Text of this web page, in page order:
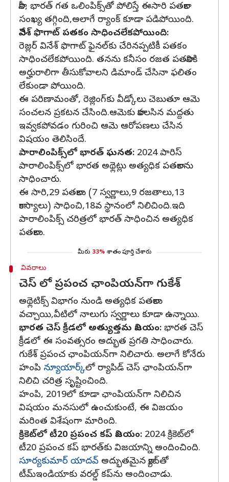
కానీ, భారత్‌ గత ఒలింపిక్స్‌తో పోలిస్తే ఈసారి పతకాల
సంఖ్య తగ్గింది,అలాగే ర్యాంక్ కూడా పడిపోయింది.
వినేశ్ ఫొగాట్‌ పతకం సాధించలేకపోయింది:
రెజ్లర్ వినేశ్ ఫొగాట్‌ ఫైనల్‌కు చేరినప్పటికీ పతకం
సాధించలేకపోయింది. తనను కనీసం రజత పతకానికి
అర్హురాలిగా తీసుకోవాలని డిమాండ్ చేసినా ఫలితం
లేకుండా పోయింది.
ఈ పరిణామంతో, రెజ్లింగ్‌కు వీడ్కోలు చెబుతూ ఆమె
సంచలన ప్రకటన చేసింది.ఆమెకు కావలసిన మద్దతు
ఇవ్వకపోవడం గురించి ఆమె ఆరోపణలు చేసిన
విషయం తెలిసిందే.
పారాలింపిక్స్‌లో భారత్‌ ఘనత: 2024 పారిస్
పారాలింపిక్స్‌లో భారత అథ్లెట్లు అత్యధిక పతకాలను
సాధించారు.
ఈ సారి,29 పతకాలు (7 స్వర్ణాలు,9 రజతాలు,13
కాంస్యాలు) సాధించి,18వ స్థానంలో నిలిచింది.ఇది
పారాలింపిక్స్ చరిత్రలో భారత్ సాధించిన అత్యధిక
పతకాలు.
మీరు 33% శాతం పూర్తి చేశారు
వివరాలు
చెస్ లో ప్రపంచ ఛాంపియన్‌గా గుకేశ్‌
అథ్లెటిక్స్ విభాగం నుండి అత్యధిక పతకాలు
వచ్చాయి,వీటిలో నాలుగు స్వర్ణాలు కూడా ఉన్నాయి.
భారత చెస్ క్రీడలో అత్యుత్తమ విజయం: భారత చెస్
క్రీడలో ఈ సంవత్సరం అద్భుత ప్రగతి సాధించారు.
గుకేశ్‌ ప్రపంచ ఛాంపియన్‌గా నిలిచారు. అలాగే కోనేరు
హంపి న్యూయార్క్‌లో ర్యాపిడ్‌ చెస్‌ ఛాంపియన్‌గా
నిలిచి చరిత్ర సృష్టించింది.
హంపి, 2019లో కూడా ఛాంపియన్‌గా నిలిచిన
విషయం మనసులో ఉంచుకుంటే, ఈ విజయం
మరింత విశేషంగా మారింది.
క్రికెట్‌లో టీ20 ప్రపంచ కప్‌ విజయం: 2024 క్రికెట్‌లో
టీ20 ప్రపంచ కప్‌ భారత్‌కు విజయాన్ని అందించింది.
సూర్యకుమార్‌ యాదవ్‌ అద్భుతమైన క్యాచ్‌తో
టీమ్‌ఇండియాకు వరల్డ్‌ కప్‌ను అందించాడు.